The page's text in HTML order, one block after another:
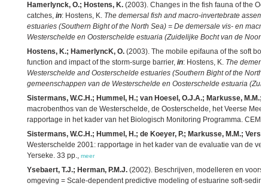
Hamerlynck, O.; Hostens, K. (2003). Changes in the fish fauna of the
catches, in: Hostens, K. The demersal fish and macro-invertebrate
estuaries (Southern Bight of the North Sea) = De demersale vis- en
Westerschelde en Oosterschelde estuaria (Zuidelijke Bocht van de
Hostens, K.; HamerlyncK, O. (2003). The mobile epifauna of the soft
function and impact of the storm-surge barrier, in: Hostens, K. The
Westerschelde and Oosterschelde estuaries (Southern Bight of the
gemeenschappen van de Westerschelde en Oosterschelde estuaria
Sistermans, W.C.H.; Hummel, H.; van Hoesel, O.J.A.; Markusse, M.M.;
macrobenthos van de Westerschelde, de Oosterschelde, het Veerse
rapportage in het kader van het Biologisch Monitoring Programma.
Sistermans, W.C.H.; Hummel, H.; de Koeyer, P.; Markusse, M.M.;
Westerschelde 2001: rapportage in het kader van de evaluatie van de
Yerseke. 33 pp., meer
Ysebaert, T.J.; Herman, P.M.J. (2002). Beschrijven, modelleren en
omgeving = Scale-dependent predictive modeling of estuarine soft-